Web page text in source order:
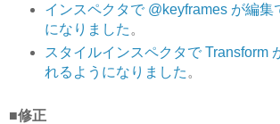
インスペクタで @keyframes が編集
になりました 。
スタイルインスペクタで Transform
れるようになりました 。
■修正